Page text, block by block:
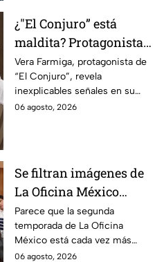
¿"El Conjuro” está
maldita? Protagonista
revela INQUIETANTES
señales en su cuerpo
durante la grabación de
la película
Vera Farmiga, protagonista de
“El Conjuro”, revela
inexplicables señales en su
cuerpo durante el rodaje de la
06 agosto, 2026
Se filtran imágenes de
La Oficina México
temporada 2 y un
detalle desata teorías
entre los fans
Parece que la segunda
temporada de La Oficina
México está cada vez más
cerca, pues el elenco ya se
06 agosto, 2026